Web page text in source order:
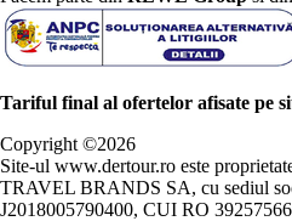
Tariful final al ofertelor afisate pe
Copyright ©2026
Site-ul www.dertour.ro este
TRAVEL BRANDS SA, cu sediul
J2018005790400, CUI RO